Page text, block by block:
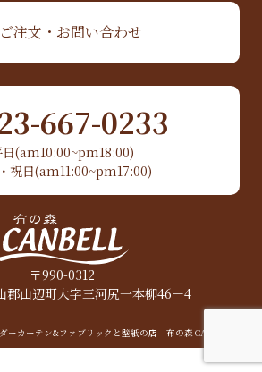
ご注文・お問い合わせ
667-0233
日(am10:00~pm18:00)
祝日(am11:00~pm17:00)
〒990-0312
郡山辺町大字三河尻一本柳46－4
ーカーテン&ファブリックと壁紙の店 布の森 CANBELL.